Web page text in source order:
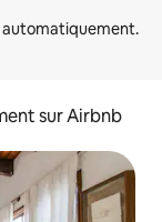
sur Airbnb